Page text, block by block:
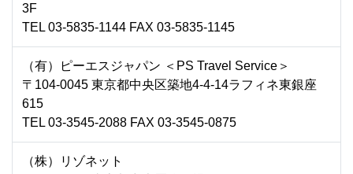
3F
TEL 03-5835-1144 FAX 03-5835-1145
（有）ピーエスジャパン ＜PS Travel Service＞
〒104-0045 東京都中央区築地4-4-14ラフィネ東銀座
615
TEL 03-3545-2088 FAX 03-3545-0875
（株）リゾネット